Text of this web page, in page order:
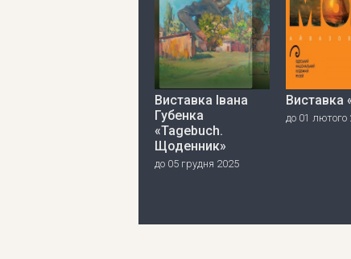
Виставка Івана
Губенка
«Tagebuch.
Щоденник»
до 05 грудня 2025
Виставка
до 01 лютого